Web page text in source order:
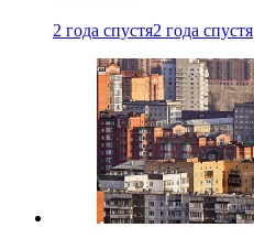
2 года спустя2 года спустя